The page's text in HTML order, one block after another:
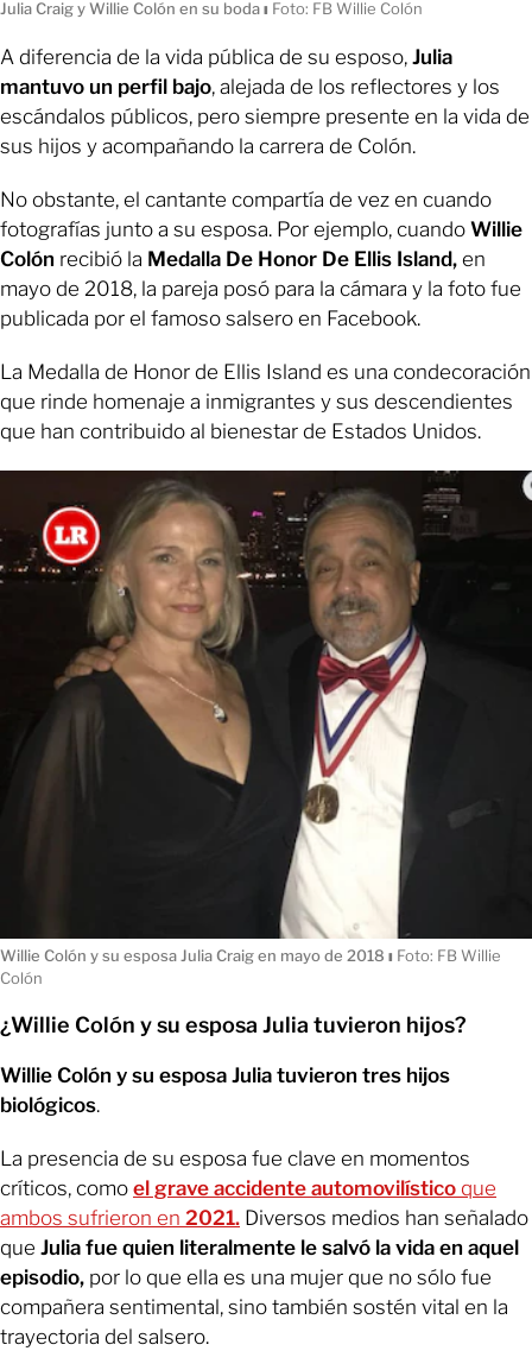
Julia Craig y Willie Colón en su bodaı Foto: FB Willie Colón
A diferencia de la vida pública de su esposo, Julia
mantuvo un perfil bajo, alejada de los reflectores y los
escándalos públicos, pero siempre presente en la vida de
sus hijos y acompañando la carrera de Colón.
No obstante, el cantante compartía de vez en cuando
fotografías junto a su esposa. Por ejemplo, cuando Willie
Colón recibió la Medalla De Honor De Ellis Island, en
mayo de 2018, la pareja posó para la cámara y la foto fue
publicada por el famoso salsero en Facebook.
La Medalla de Honor de Ellis Island es una condecoración
que rinde homenaje a inmigrantes y sus descendientes
que han contribuido al bienestar de Estados Unidos.
Willie Colón y su esposa Julia Craig en mayo de 2018 ı Foto: FB Willie
Colón
¿Willie Colón y su esposa Julia tuvieron hijos?
Willie Colón y su esposa Julia tuvieron tres hijos
biológicos.
La presencia de su esposa fue clave en momentos
críticos, como el grave accidente automovilístico que
ambos sufrieron en 2021. Diversos medios han señalado
que Julia fue quien literalmente le salvó la vida en aquel
episodio, por lo que ella es una mujer que no sólo fue
compañera sentimental, sino también sostén vital en la
trayectoria del salsero.